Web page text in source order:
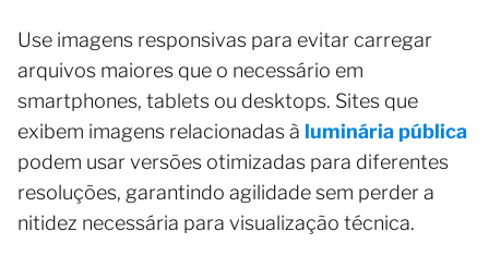
Use imagens responsivas para evitar carregar
arquivos maiores que o necessário em
smartphones, tablets ou desktops. Sites que
exibem imagens relacionadas à luminária pública
podem usar versões otimizadas para diferentes
resoluções, garantindo agilidade sem perder a
nitidez necessária para visualização técnica.